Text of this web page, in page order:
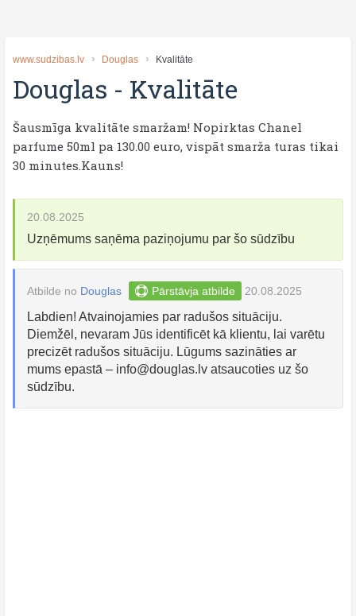
www.sudzibas.lv Douglas Kvalitāte
Douglas - Kvalitāte
Šausmīga kvalitāte smaržam! Nopirktas Chanel
parfume 50ml pa 130.00 euro, vispāt smarža turas tikai
30 minutes.Kauns!
20.08.2025
Uzņēmums saņēma paziņojumu par šo sūdzību
Atbilde no Douglas Pārstāvja atbilde 20.08.2025
Labdien! Atvainojamies par radušos situāciju.
Diemžēl, nevaram Jūs identificēt kā klientu, lai varētu
precizēt radušos situāciju. Lūgums sazināties ar
mums epastā – info@douglas.lv atsaucoties uz šo
sūdzību.